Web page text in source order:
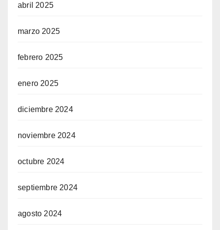
abril 2025
marzo 2025
febrero 2025
enero 2025
diciembre 2024
noviembre 2024
octubre 2024
septiembre 2024
agosto 2024